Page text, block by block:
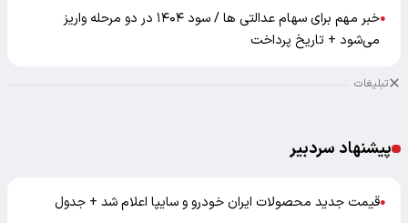
●
خبر مهم برای سهام عدالتی ها / سود ۱۴۰۴ در دو مرحله واریز
می‌شود + تاریخ پرداخت
تبلیغات
پیشنهاد سردبیر
●قیمت جدید محصولات ایران خودرو و سایپا اعلام شد + جدول